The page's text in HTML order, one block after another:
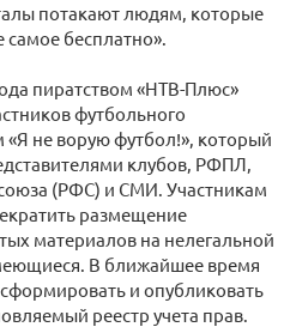
потакают людям, которые
самое бесплатно».
пиратством «НТВ-Плюс»
футбольного
не ворую футбол!», который
клубов, РФПЛ,
(РФС) и СМИ. Участникам
размещение
материалов на нелегальной
В ближайшее время
и опубликовать
реестр учета прав.